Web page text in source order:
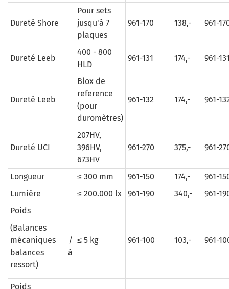
Dureté Shore
Pour sets
jusqu'à 7
plaques
961-170 138,- 961-
Dureté Leeb
400 - 800
HLD
961-131 174,- 961-
Dureté Leeb
Blox de
reference
(pour
duromètres)
961-132 174,- 961-
Dureté UCI
207HV,
396HV,
673HV
961-270 375,- 961-
Longueur ≤ 300 mm 961-150 174,-
961-
Lumière
≤ 200.000 lx 961-190 340,-
961-
Poids
(Balances
mécaniques /
balances à
ressort)
≤ 5 kg 961-100 103,- 961-
Poids